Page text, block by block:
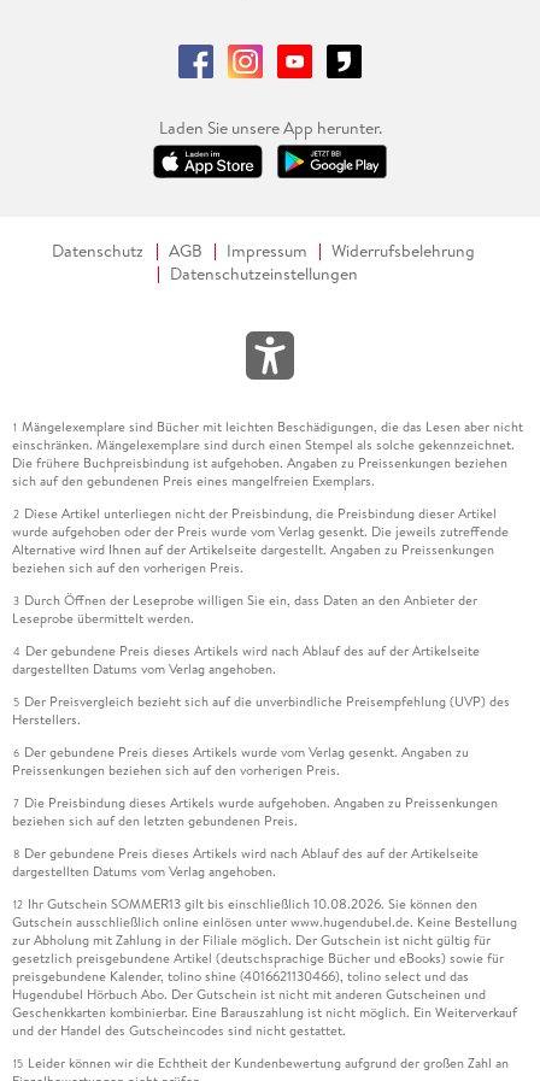
Laden Sie unsere App herunter.
Datenschutz AGB Impressum
Widerrufsbelehrung
Datenschutzeinstellungen
1 Mängelexemplare sind Bücher mit leichten Beschädigungen, die das Lesen aber nicht
einschränken. Mängelexemplare sind durch einen Stempel als solche gekennzeichnet.
Die frühere Buchpreisbindung ist aufgehoben. Angaben zu Preissenkungen beziehen
sich auf den gebundenen Preis eines mangelfreien Exemplars.
2 Diese Artikel unterliegen nicht der Preisbindung, die Preisbindung dieser Artikel
wurde aufgehoben oder der Preis wurde vom Verlag gesenkt. Die jeweils zutreffende
Alternative wird Ihnen auf der Artikelseite dargestellt. Angaben zu Preissenkungen
beziehen sich auf den vorherigen Preis.
3 Durch Öffnen der Leseprobe willigen Sie ein, dass Daten an den Anbieter der
Leseprobe übermittelt werden.
4 Der gebundene Preis dieses Artikels wird nach Ablauf des auf der Artikelseite
dargestellten Datums vom Verlag angehoben.
5 Der Preisvergleich bezieht sich auf die unverbindliche Preisempfehlung (UVP) des
Herstellers.
6 Der gebundene Preis dieses Artikels wurde vom Verlag gesenkt. Angaben zu
Preissenkungen beziehen sich auf den vorherigen Preis.
7 Die Preisbindung dieses Artikels wurde aufgehoben. Angaben zu Preissenkungen
beziehen sich auf den letzten gebundenen Preis.
8 Der gebundene Preis dieses Artikels wird nach Ablauf des auf der Artikelseite
dargestellten Datums vom Verlag angehoben.
12 Ihr Gutschein SOMMER13 gilt bis einschließlich 10.08.2026. Sie können den
Gutschein ausschließlich online einlösen unter www.hugendubel.de. Keine Bestellung
zur Abholung mit Zahlung in der Filiale möglich. Der Gutschein ist nicht gültig für
gesetzlich preisgebundene Artikel (deutschsprachige Bücher und eBooks) sowie für
preisgebundene Kalender, tolino shine (4016621130466), tolino select und das
Hugendubel Hörbuch Abo. Der Gutschein ist nicht mit anderen Gutscheinen und
Geschenkkarten kombinierbar. Eine Barauszahlung ist nicht möglich. Ein Weiterverkauf
und der Handel des Gutscheincodes sind nicht gestattet.
15 Leider können wir die Echtheit der Kundenbewertung aufgrund der großen Zahl an